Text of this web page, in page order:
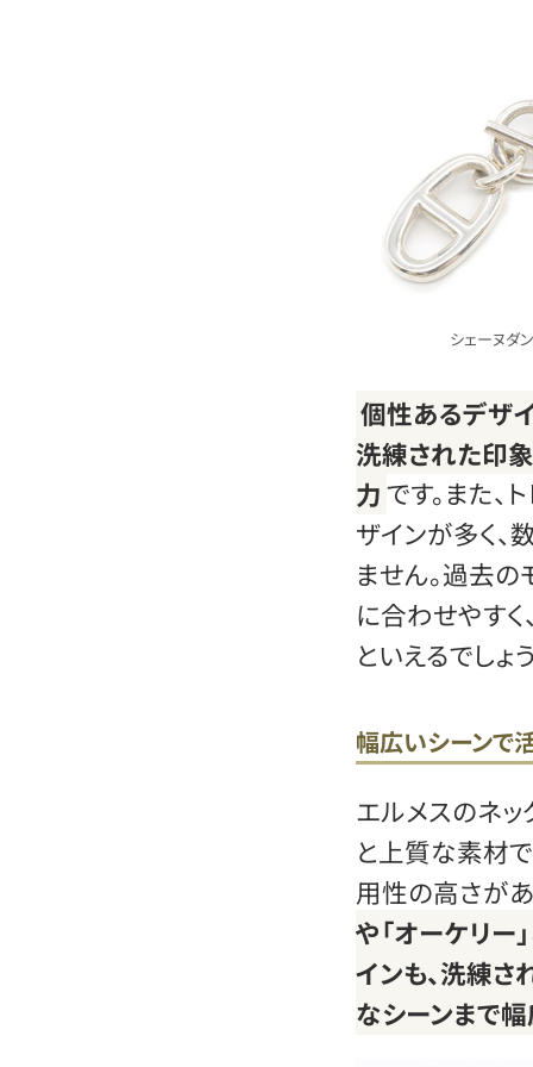
シェーヌダ
個性あるデザ
洗練された印
力です。また、
ザインが多く、
ません。過去
に合わせやすく
といえるでしょ
幅広いシーンで
エルメスのネ
と上質な素材
用性の高さがあ
や「オーケリー
インも、洗練
なシーンまで